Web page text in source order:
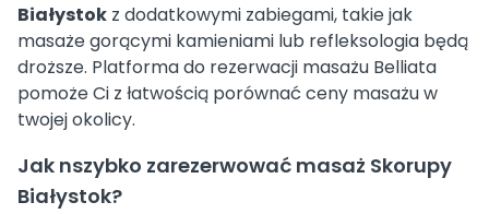
Białystok z dodatkowymi zabiegami, takie jak
masaże gorącymi kamieniami lub refleksologia będą
droższe. Platforma do rezerwacji masażu Belliata
pomoże Ci z łatwością porównać ceny masażu w
twojej okolicy.
Jak nszybko zarezerwować masaż Skorupy
Białystok?